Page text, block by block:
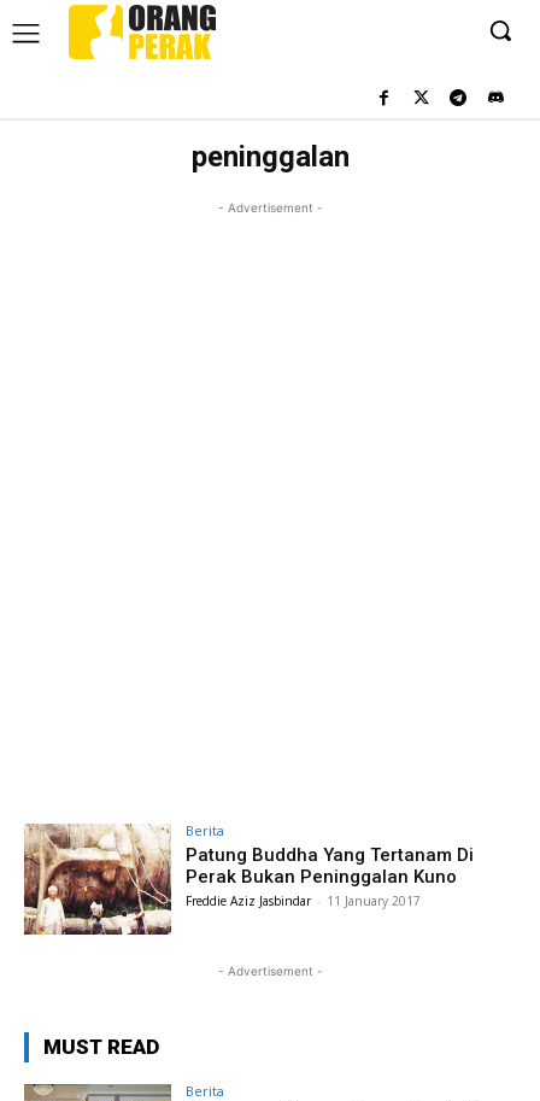
peninggalan
- Advertisement -
Berita
Patung Buddha Yang Tertanam Di
Perak Bukan Peninggalan Kuno
Freddie Aziz Jasbindar - 11 January 2017
- Advertisement -
MUST READ
Berita